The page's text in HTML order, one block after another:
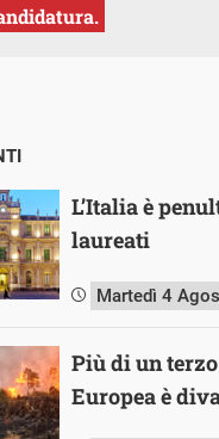
L’Italia è
laureati
Martedì 4
Più di un
Europea è